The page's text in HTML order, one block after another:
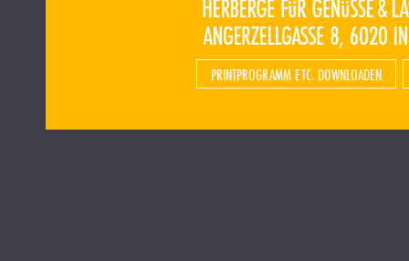
PRINTPROGRAMM ETC. DOWNLOADEN